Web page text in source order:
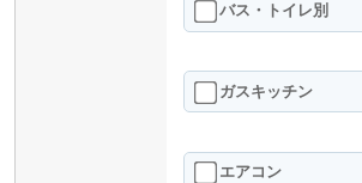
バス・トイレ別
ガスキッチン
エアコン